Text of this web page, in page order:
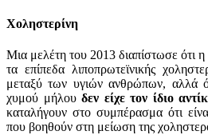
Χοληστερίνη
Μια μελέτη του 2013 διαπίστωσε ότι
τα επίπεδα λιποπρωτεϊνικής
μεταξύ των υγιών ανθρώπων, αλλά
χυμού μήλουδεν είχε τον ίδιο
καταλήγουν στο συμπέρασμα ότι
που βοηθούν στη μείωση της